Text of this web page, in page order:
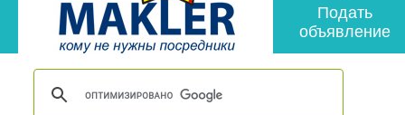
Подать
объявление